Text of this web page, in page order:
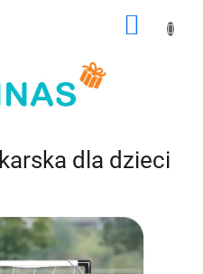
dla dzieci